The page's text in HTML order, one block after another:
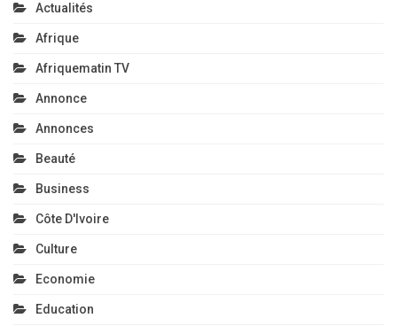
Actualités
Afrique
Afriquematin TV
Annonce
Annonces
Beauté
Business
Côte D'Ivoire
Culture
Economie
Education